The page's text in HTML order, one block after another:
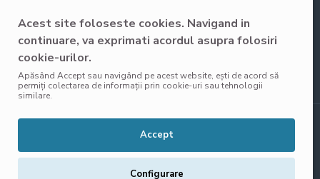
Acest site foloseste cookies. Navigand in
continuare, va exprimati acordul asupra folosiri
cookie-urilor.
Apăsând Accept sau navigând pe acest website, ești de acord să
permiți colectarea de informații prin cookie-uri sau tehnologii
similare.
Accept
Configurare